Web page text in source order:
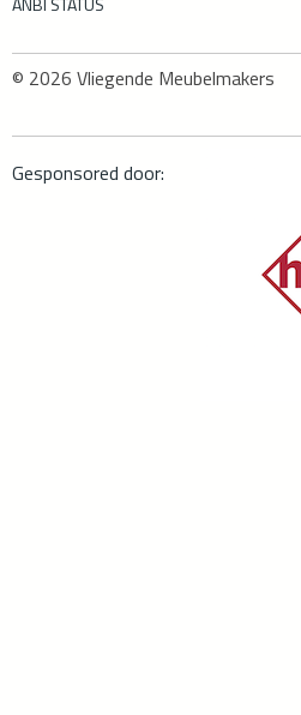
© 2026 Vliegende Meubelmakers
Gesponsored door: